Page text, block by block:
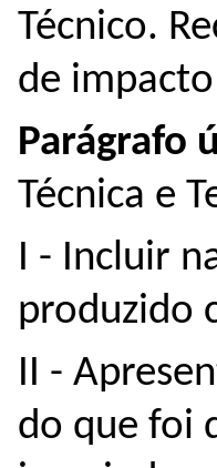
Técnico.
de
Parágrafo
Técnica e
I - Incluir
produzido
II -
do que foi